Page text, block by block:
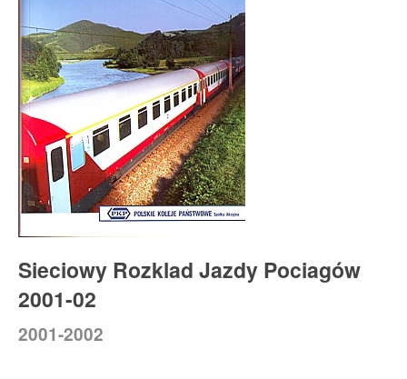
Sieciowy Rozklad Jazdy Pociagów
2001-02
2001-2002